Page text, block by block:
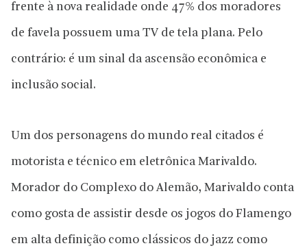
frente à nova realidade onde 47% dos moradores
de favela possuem uma TV de tela plana. Pelo
contrário: é um sinal da ascensão econômica e
inclusão social.
Um dos personagens do mundo real citados é
motorista e técnico em eletrônica Marivaldo.
Morador do Complexo do Alemão, Marivaldo conta
como gosta de assistir desde os jogos do Flamengo
em alta definição como clássicos do jazz como